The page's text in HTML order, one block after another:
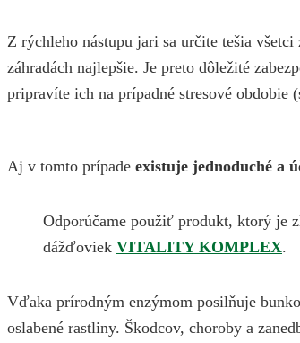
Z rýchleho nástupu jari sa určite tešia
záhradách najlepšie. Je preto dôležité
pripravíte ich na prípadné stresové obdobie
Aj v tomto prípade existuje jednoduché a
Odporúčame použiť produkt, ktorý je
dážďoviek VITALITY KOMPLEX.
Vďaka prírodným enzýmom posilňuje
oslabené rastliny. Škodcov, choroby a